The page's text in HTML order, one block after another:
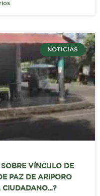
NOTICIAS
VÍNCULO DE
PAZ DE ARIPORO
CIUDADANO…?